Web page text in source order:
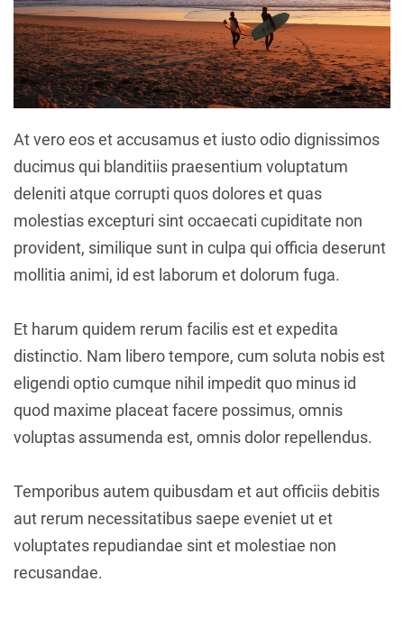
At vero eos et accusamus et iusto odio dignissimos
ducimus qui blanditiis praesentium voluptatum
deleniti atque corrupti quos dolores et quas
molestias excepturi sint occaecati cupiditate non
provident, similique sunt in culpa qui officia deserunt
mollitia animi, id est laborum et dolorum fuga.
Et harum quidem rerum facilis est et expedita
distinctio. Nam libero tempore, cum soluta nobis est
eligendi optio cumque nihil impedit quo minus id
quod maxime placeat facere possimus, omnis
voluptas assumenda est, omnis dolor repellendus.
Temporibus autem quibusdam et aut officiis debitis
aut rerum necessitatibus saepe eveniet ut et
voluptates repudiandae sint et molestiae non
recusandae.